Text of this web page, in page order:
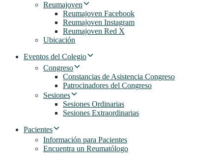
Reumajoven
Reumajoven Facebook
Reumajoven Instagram
Reumajoven Red X
Ubicación
Eventos del Colegio
Congreso
Constancias de Asistencia Congreso
Patrocinadores del Congreso
Sesiones
Sesiones Ordinarias
Sesiones Extraordinarias
Pacientes
Información para Pacientes
Encuentra un Reumatólogo